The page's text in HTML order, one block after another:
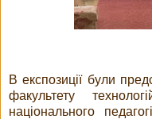
В експозиції були
факультету
національного